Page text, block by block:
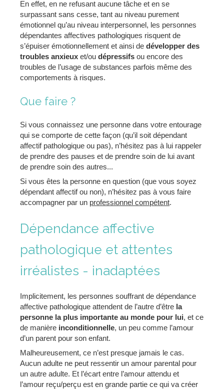
En effet, en ne refusant aucune tâche et en se
surpassant sans cesse, tant au niveau purement
émotionnel qu’au niveau interpersonnel, les personnes
dépendantes affectives pathologiques risquent de
s’épuiser émotionnellement et ainsi de développer des
troubles anxieux et/ou dépressifs ou encore des
troubles de l’usage de substances parfois même des
comportements à risques.
Que faire ?
Si vous connaissez une personne dans votre entourage
qui se comporte de cette façon (qu’il soit dépendant
affectif pathologique ou pas), n’hésitez pas à lui rappeler
de prendre des pauses et de prendre soin de lui avant
de prendre soin des autres...
Si vous êtes la personne en question (que vous soyez
dépendant affectif ou non), n’hésitez pas à vous faire
accompagner par un professionnel compétent.
Dépendance affective
pathologique et attentes
irréalistes - inadaptées
Implicitement, les personnes souffrant de dépendance
affective pathologique attendent de l’autre d’être la
personne la plus importante au monde pour lui, et ce
de manière inconditionnelle, un peu comme l’amour
d’un parent pour son enfant.
Malheureusement, ce n’est presque jamais le cas.
Aucun adulte ne peut ressentir un amour parental pour
un autre adulte. Et l’écart entre l’amour attendu et
l’amour reçu/perçu est en grande partie ce qui va créer